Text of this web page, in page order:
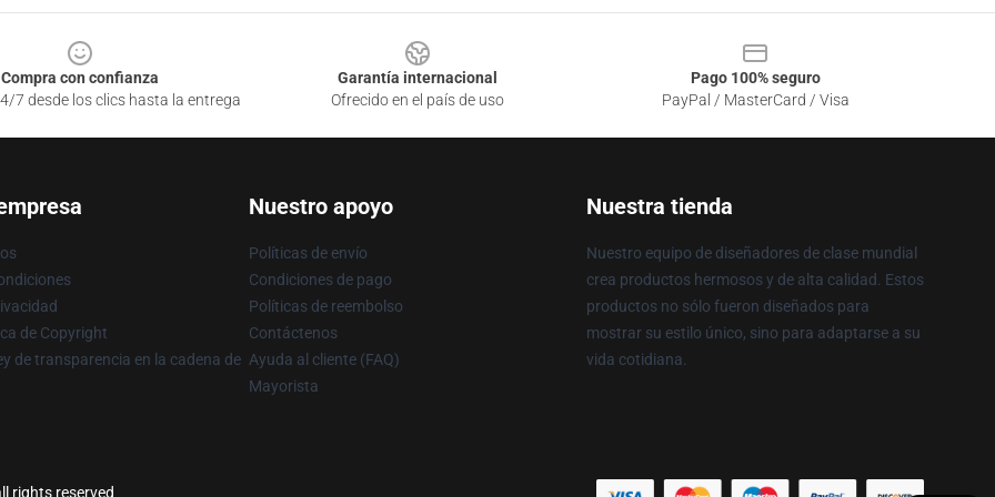
Compra con confianza
7 desde los clics hasta la entrega
Garantía internacional
Ofrecido en el país de uso
Pago 100% seguro
PayPal / MasterCard / Visa
de Copyright
de transparencia en la cadena de
Nuestro apoyo
Políticas de envío
Condiciones de pago
Políticas de reembolso
Contáctenos
Ayuda al cliente (FAQ)
Mayorista
Nuestra tienda
Nuestro equipo de diseñadores de clase mundial
crea productos hermosos y de alta calidad. Estos
productos no sólo fueron diseñados para
mostrar su estilo único, sino para adaptarse a su
vida cotidiana.
rights reserved